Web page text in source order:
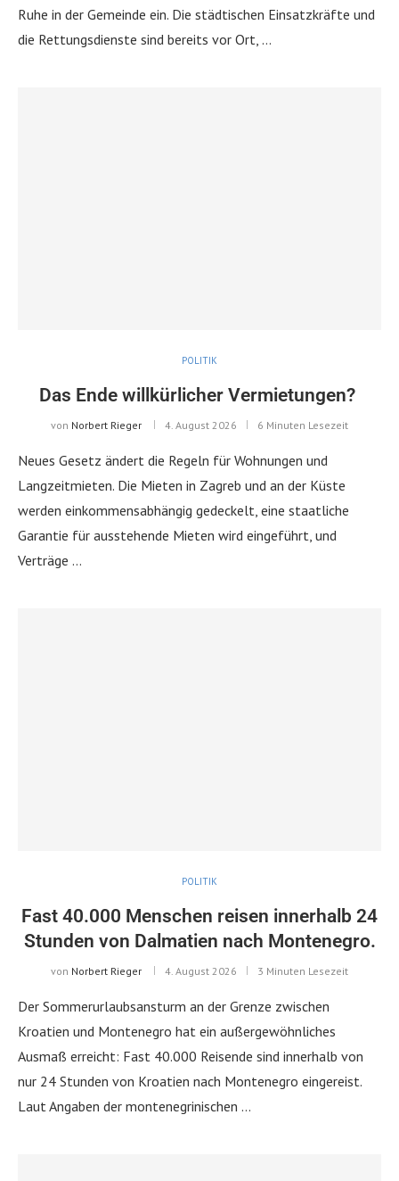
Ruhe in der Gemeinde ein. Die städtischen Einsatzkräfte und
die Rettungsdienste sind bereits vor Ort, …
POLITIK
Das Ende willkürlicher Vermietungen?
von Norbert Rieger 4. August 2026 6 Minuten Lesezeit
Neues Gesetz ändert die Regeln für Wohnungen und
Langzeitmieten. Die Mieten in Zagreb und an der Küste
werden einkommensabhängig gedeckelt, eine staatliche
Garantie für ausstehende Mieten wird eingeführt, und
Verträge …
POLITIK
Fast 40.000 Menschen reisen innerhalb 24
Stunden von Dalmatien nach Montenegro.
von Norbert Rieger 4. August 2026 3 Minuten Lesezeit
Der Sommerurlaubsansturm an der Grenze zwischen
Kroatien und Montenegro hat ein außergewöhnliches
Ausmaß erreicht: Fast 40.000 Reisende sind innerhalb von
nur 24 Stunden von Kroatien nach Montenegro eingereist.
Laut Angaben der montenegrinischen …